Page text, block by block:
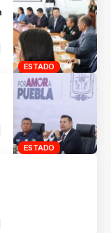
ESTADO
ESTADO